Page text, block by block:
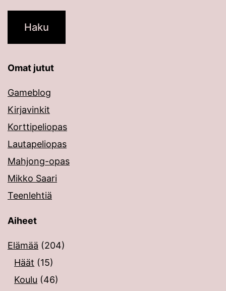
Omat jutut
Gameblog
Kirjavinkit
Korttipeliopas
Lautapeliopas
Mahjong-opas
Mikko Saari
Teenlehtiä
Aiheet
Elämää (204)
Häät (15)
Koulu (46)